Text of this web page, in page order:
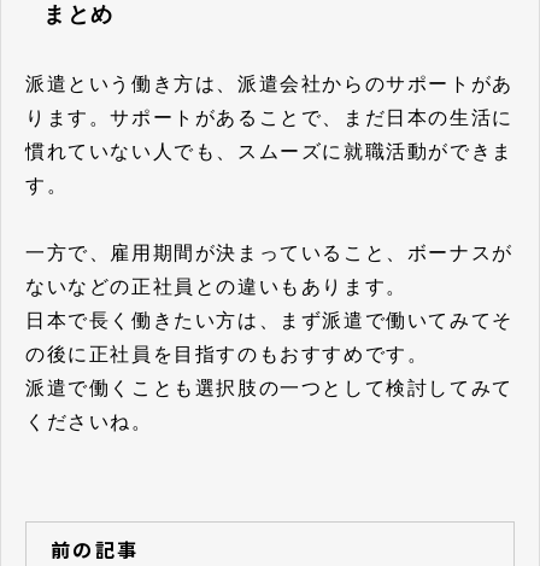
まとめ
派遣という働き方は、派遣会社からのサポートがあ
ります。サポートがあることで、まだ日本の生活に
慣れていない人でも、スムーズに就職活動ができま
す。
一方で、雇用期間が決まっていること、ボーナスが
ないなどの正社員との違いもあります。
日本で長く働きたい方は、まず派遣で働いてみてそ
の後に正社員を目指すのもおすすめです。
派遣で働くことも選択肢の一つとして検討してみて
くださいね。
前の記事